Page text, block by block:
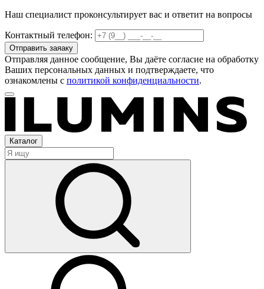
Наш специалист проконсультирует вас и ответит на вопросы
Контактный телефон:
Отправляя данное сообщение, Вы даёте согласие на обработку
Ваших персональных данных и подтверждаете, что
ознакомлены с политикой конфиденциальности.
Каталог